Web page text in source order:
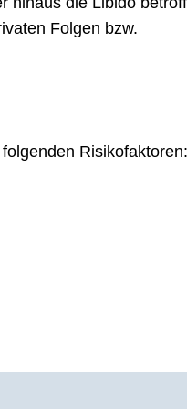
Folgen bzw.
Risikofaktoren: